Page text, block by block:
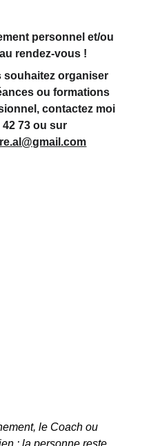
personnel et/ou
rendez-vous !
souhaitez organiser
ou formations
contactez moi
42 73 ou sur
le Coach ou
: la personne reste